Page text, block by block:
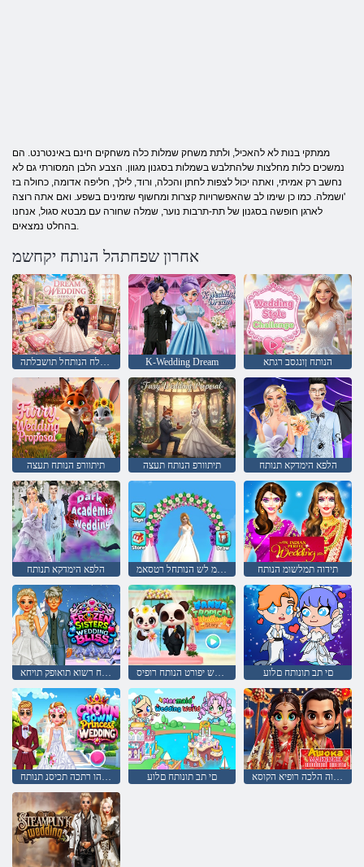
ממתקי בנות לא להאכיל, ולתת משחק שמלות כלה משחקים חינם באינטרנט. הם
נמשכים כלות מחלצות שלהתלבש בשמלות בסגנון מגוון. הצבע הלבן המסורתי גם לא
נחשב רק אמיתי, ואתה יכול לצפות לחתן והכלה, ורוד, לילך, חליפה אדומה, כחולה בז
'ושמלה. כמו כן שימו לב שהאפשרויות קצרות ומחשוף שזמינים בשפע. ואם אתה רוצה
לארגן חופשה בסגנון של תת-תרבות נוער, שמלה שחורה עם מבטא סגול, אנחנו
אחרון שפחתהל הנותח יקחשמ
תימולח הנותחל תושבלתה K-Wedding Dream הנותח ןונגסב רגתא
תיתוורפ הנותח תעצה תיתוורפ הנותח תעצה הלפא הימדקא תנותח
הלפא הימדקא תנותח רשגה ץורימ לש הנותחל רטסאמ תידוה תמלשומ הנותח
הנותח רשוא תואופק תויחא הדנפ לש יפורט הנותח רופיס םי תב תונותח םלוע
הלמשהו רתכה תכיסנ תנותח םי תב תונותח םלוע תידוה הלכה רופיא הקוסא